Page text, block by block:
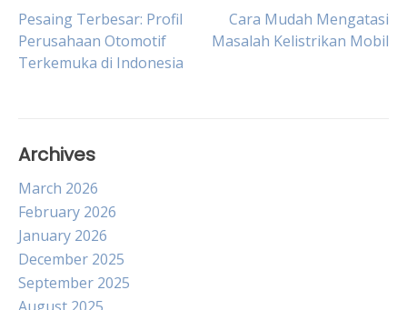
Post
navigation
Pesaing Terbesar: Profil
Perusahaan Otomotif
Terkemuka di Indonesia
Cara Mudah Mengatasi
Masalah Kelistrikan Mobil
Archives
March 2026
February 2026
January 2026
December 2025
September 2025